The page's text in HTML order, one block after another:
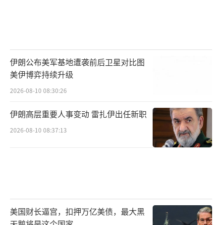
伊朗公布美军基地遭袭前后卫星对比图
美伊博弈持续升级
2026-08-10 08:30:26
伊朗高层重要人事变动 雷扎伊出任新职
2026-08-10 08:37:13
美国财长逼宫，扣押万亿美债，最大黑